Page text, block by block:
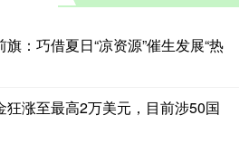
：巧借夏日“凉资源”催生发展“热
狂涨至最高2万美元，目前涉50国